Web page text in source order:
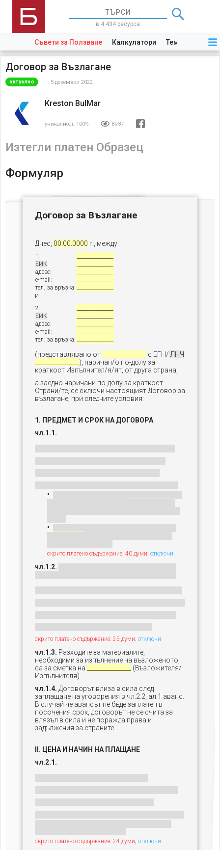
в 4 434 ресурса
Съвети за Ползване Калкулатори Теми Закони
Договор за Възлагане
актуално 5 декември 2022
Kreston BulMar
уникалност: 100% 8937
Изтегли платен Образец
Формуляр
Договор за Възлагане
Днес, 00.00.0000 г., между:
1.
ЕИК:
адрес:
e-mail:
тел. за връзка:
и
2.
ЕИК:
адрес:
e-mail:
тел. за връзка:
(представлявано от с ЕГН/ЛНЧ
), наричан/о по-долу за
краткост Изпълнител/я/ят, от друга страна,
а заедно наричани по-долу за краткост
Страни/те, се сключи настоящият Договор за
възлагане, при следните условия:
1. ПРЕДМЕТ И СРОК НА ДОГОВОРА
чл.1.1.
скрито платено съдържание: 40 думи; отключи
чл.1.2.
скрито платено съдържание: 25 думи; отключи
чл.1.3. Разходите за материалите,
необходими за изпълнение на възложеното,
са за сметка на
(Възложителя/
Изпълнителя).
чл.1.4. Договорът влиза в сила след
заплащане на уговорения в чл.2.2, ал.1 аванс.
В случай че авансът не бъде заплатен в
посочения срок, договорът не се счита за
влязъл в сила и не поражда права и
задължения за страните.
II. ЦЕНА И НАЧИН НА ПЛАЩАНЕ
чл.2.1.
скрито платено съдържание: 24 думи; отключи